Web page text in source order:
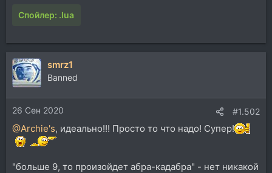
Спойлер: .lua
smrz1
Banned
26 Сен 2020 #1.502
@Archie's, идеально!!! Просто то что надо! Супер!
"больше 9, то произойдет абра-кадабра" - нет никакой